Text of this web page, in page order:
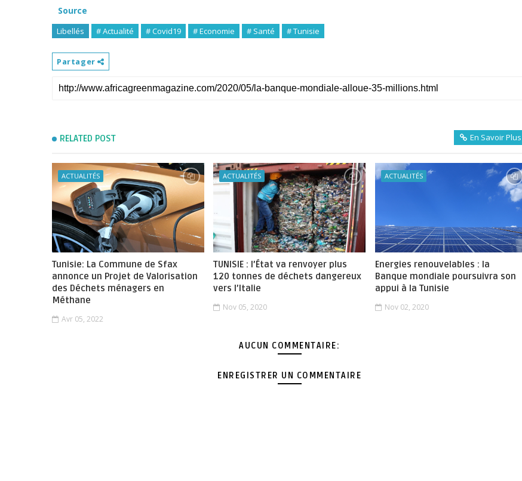
Source
Libellés # Actualité # Covid19 # Economie # Santé # Tunisie
Partager
RELATED POST En Savoir Plus
ACTUALITÉS
Tunisie: La Commune de Sfax
annonce un Projet de Valorisation
des Déchets ménagers en
Méthane
Avr 05, 2022
ACTUALITÉS
TUNISIE : l’État va renvoyer plus
120 tonnes de déchets dangereux
vers l’Italie
Nov 05, 2020
ACTUALITÉS
Energies renouvelables : la
Banque mondiale poursuivra son
appui à la Tunisie
Nov 02, 2020
AUCUN COMMENTAIRE:
ENREGISTRER UN COMMENTAIRE